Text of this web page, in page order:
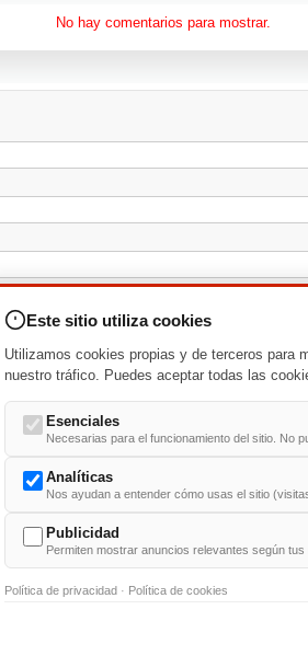
No hay comentarios para mostrar.
M-N-O-P-Q-R-S-T-U-V-W-X-Y-Z
Este sitio utiliza cookies
Utilizamos cookies propias y de terceros para
nuestro tráfico. Puedes aceptar todas las
Esenciales
Necesarias para el funcionamiento del sitio. No
Analíticas
Nos ayudan a entender cómo usas el sitio
Publicidad
Permiten mostrar anuncios relevantes según tus
Política de privacidad · Política de cookies